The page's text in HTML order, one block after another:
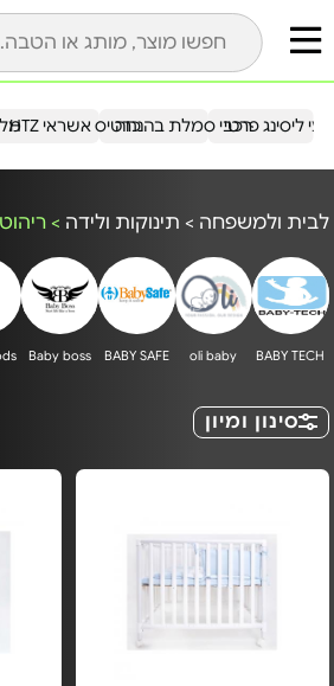
כרטיס אשראי HTZ ליסינג פרטירכבי סמלת בהנחה
לבית ולמשפחה > תינוקות ולידה >
BABY TECH
oli baby
BABY SAFE
Baby boss
סינון ומיון